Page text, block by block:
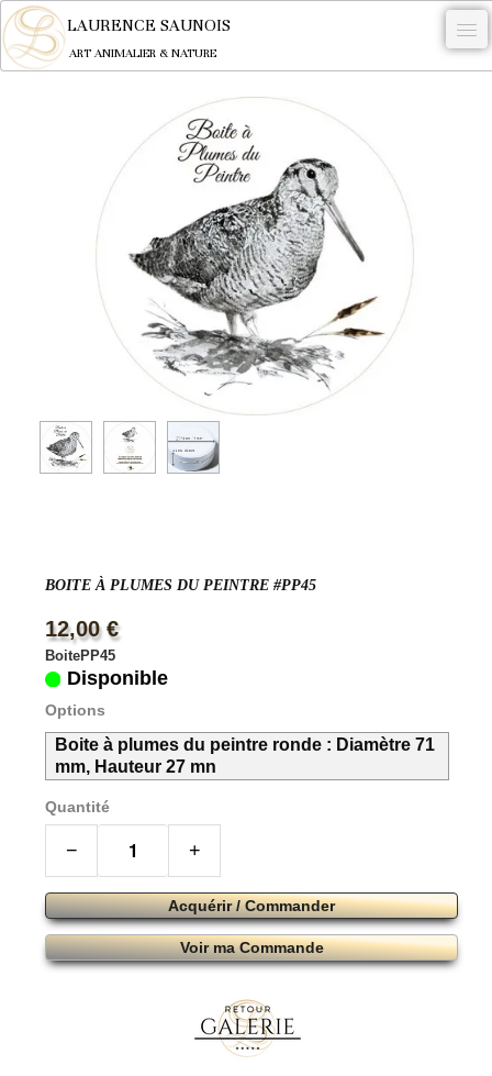
LAURENCE SAUNOIS
ART ANIMALIER & NATURE
NYMPHEUS LUMINANSIS.
OEUVRES
BECASSE
COMMANDE
L'ARTISTE.
BOITE À PLUMES DU PEINTRE #PP45
12,00 €
BoitePP45
Disponible
Options
Boite à plumes du peintre ronde : Diamètre 71
mm, Hauteur 27 mn
Quantité
− +
Acquérir / Commander
Voir ma Commande